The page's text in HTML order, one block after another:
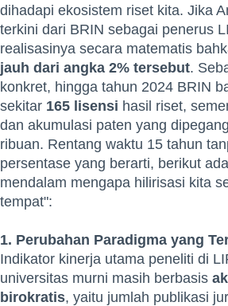
dihadapi ekosistem riset kita. Jika
terkini dari BRIN sebagai penerus
realisasinya secara matematis
jauh dari angka 2% tersebut.
konkret, hingga tahun 2024 BRIN
sekitar 165 lisensi hasil riset,
dan akumulasi paten yang
ribuan. Rentang waktu 15 tahun
persentase yang berarti, berikut
mendalam mengapa hilirisasi kita
tempat":
1. Perubahan Paradigma yang
Indikator kinerja utama peneliti di
universitas murni masih berbasis
birokratis, yaitu jumlah publikasi